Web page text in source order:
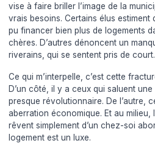
vise à faire briller l’image de la
vrais besoins. Certains élus estiment
pu financer bien plus de logements
chères. D’autres dénoncent un
riverains, qui se sentent pris de court.
Ce qui m’interpelle, c’est cette
D’un côté, il y a ceux qui saluent
presque révolutionnaire. De l’autre,
aberration économique. Et au milieu,
rêvent simplement d’un chez-soi
logement est un luxe.